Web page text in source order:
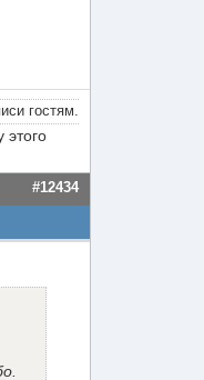
гостям.
этого
#12434